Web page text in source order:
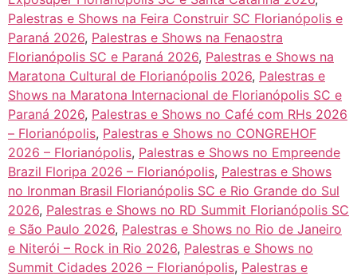
Palestras e Shows na Feira Construir SC Florianópolis e
Paraná 2026, Palestras e Shows na Fenaostra
Florianópolis SC e Paraná 2026, Palestras e Shows na
Maratona Cultural de Florianópolis 2026, Palestras e
Shows na Maratona Internacional de Florianópolis SC e
Paraná 2026, Palestras e Shows no Café com RHs 2026
– Florianópolis, Palestras e Shows no CONGREHOF
2026 – Florianópolis, Palestras e Shows no Empreende
Brazil Floripa 2026 – Florianópolis, Palestras e Shows
no Ironman Brasil Florianópolis SC e Rio Grande do Sul
2026, Palestras e Shows no RD Summit Florianópolis SC
e São Paulo 2026, Palestras e Shows no Rio de Janeiro
e Niterói – Rock in Rio 2026, Palestras e Shows no
Summit Cidades 2026 – Florianópolis, Palestras e